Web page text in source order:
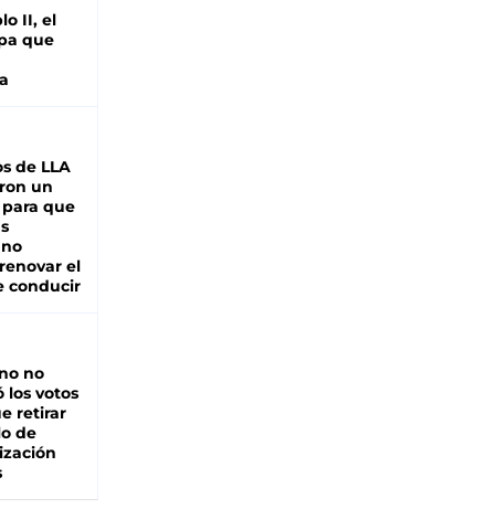
II, el
que
de LLA
un
que
el
conducir
no
los votos
retirar
de